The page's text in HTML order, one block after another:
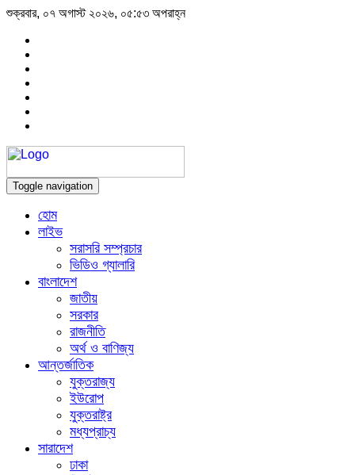
শুক্রবার, ০৭ অগাস্ট ২০২৬, ০৫:৫৩ অপরাহ্ন
Toggle navigation
হোম
লাইভ
সরাসরি সম্প্রচার
ভিডিও গ্যালারি
বাংলাদেশ
জাতীয়
সরকার
রাজনীতি
অর্থ ও বাণিজ্য
আন্তর্জাতিক
যুক্তরাজ্য
ইউরোপ
যুক্তরাষ্ট্র
মধ্যপ্রাচ্য
সারাদেশ
ঢাকা